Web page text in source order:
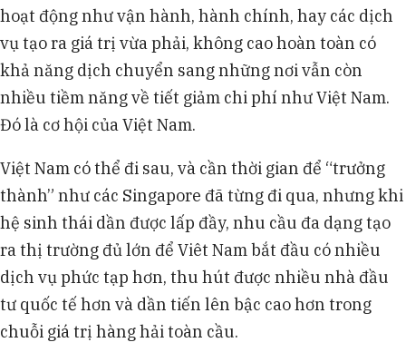
hoạt động như vận hành, hành chính, hay các dịch
vụ tạo ra giá trị vừa phải, không cao hoàn toàn có
khả năng dịch chuyển sang những nơi vẫn còn
nhiều tiềm năng về tiết giảm chi phí như Việt Nam.
Đó là cơ hội của Việt Nam.
Việt Nam có thể đi sau, và cần thời gian để “trưởng
thành” như các Singapore đã từng đi qua, nhưng khi
hệ sinh thái dần được lấp đầy, nhu cầu đa dạng tạo
ra thị trường đủ lớn để Viêt Nam bắt đầu có nhiều
dịch vụ phức tạp hơn, thu hút được nhiều nhà đầu
tư quốc tế hơn và dần tiến lên bậc cao hơn trong
chuỗi giá trị hàng hải toàn cầu.